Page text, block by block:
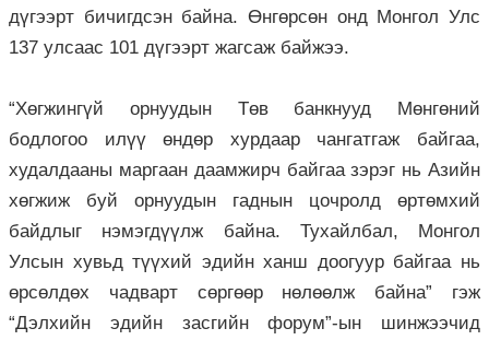
дүгээрт бичигдсэн байна. Өнгөрсөн онд Монгол Улс
137 улсаас 101 дүгээрт жагсаж байжээ.
“Хөгжингүй орнуудын Төв банкнууд Мөнгөний
бодлогоо илүү өндөр хурдаар чангатгаж байгаа,
худалдааны маргаан даамжирч байгаа зэрэг нь Азийн
хөгжиж буй орнуудын гаднын цочролд өртөмхий
байдлыг нэмэгдүүлж байна. Тухайлбал, Монгол
Улсын хувьд түүхий эдийн ханш доогуур байгаа нь
өрсөлдөх чадварт сөргөөр нөлөөлж байна” гэж
“Дэлхийн эдийн засгийн форум”-ын шинжээчид